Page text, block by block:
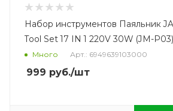
Набор инструментов Паяльник
Tool Set 17 IN 1 220V 30W (JM-P03)
Много Арт.: 6949639103000
999 руб./шт